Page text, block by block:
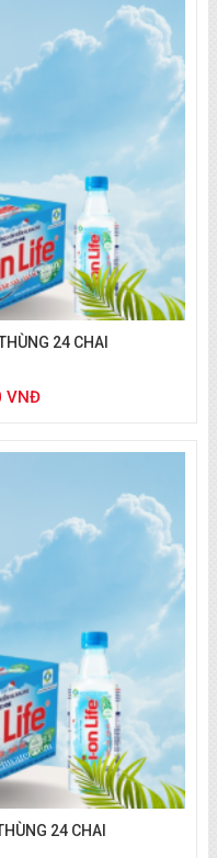
(ZALO/CALL)
24 CHAI
VNĐ
24 CHAI